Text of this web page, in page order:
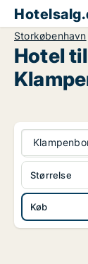
Storkøbenhavn
Hotel
Køb
Størrelse